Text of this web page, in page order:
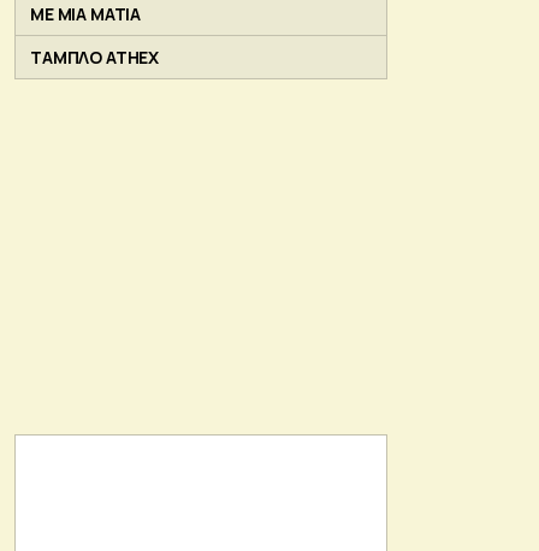
ΜΕ ΜΙΑ ΜΑΤΙΑ
ΤΑΜΠΛΟ ATHEX